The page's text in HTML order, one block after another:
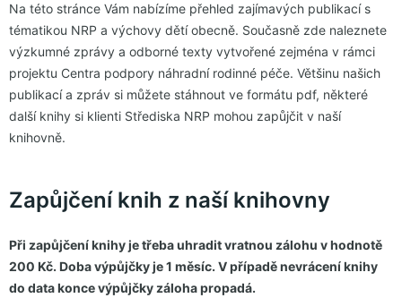
Na této stránce Vám nabízíme přehled zajímavých publikací s
tématikou NRP a výchovy dětí obecně. Současně zde naleznete
výzkumné zprávy a odborné texty vytvořené zejména v rámci
projektu Centra podpory náhradní rodinné péče. Většinu našich
publikací a zpráv si můžete stáhnout ve formátu pdf, některé
další knihy si klienti Střediska NRP mohou zapůjčit v naší
knihovně.
Zapůjčení knih z naší knihovny
Při zapůjčení knihy je třeba uhradit vratnou zálohu v hodnotě
200 Kč. Doba výpůjčky je 1 měsíc. V případě nevrácení knihy
do data konce výpůjčky záloha propadá.